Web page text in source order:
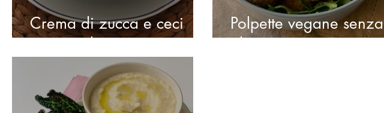
Crema di zucca e ceci
con pinoli e semi tostati
Polpette vegane senza
glutine